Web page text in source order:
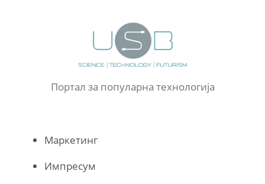
Портал за популарна технологија
Маркетинг
Импресум